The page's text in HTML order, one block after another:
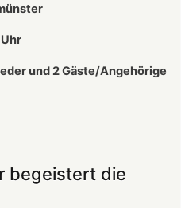
und 2 Gäste/Angehörige
begeistert die